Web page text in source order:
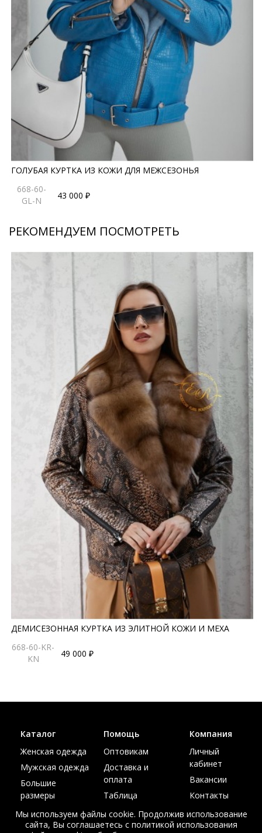
ГОЛУБАЯ КУРТКА ИЗ КОЖИ ДЛЯ МЕЖСЕЗОНЬЯ
668-60-
GL-N
43 000 ₽
РЕКОМЕНДУЕМ ПОСМОТРЕТЬ
ДЕМИСЕЗОННАЯ КУРТКА ИЗ ЭЛИТНОЙ КОЖИ И МЕХА
668-60-KR-
KN
49 000 ₽
Каталог
Женская одежда
Мужская одежда
Большие
размеры
Акции
Помощь
Оптовикам
Доставка и
оплата
Таблица
Компания
Личный
кабинет
Вакансии
Контакты
Мы используем файлы cookie. Продолжив использование
сайта, Вы соглашаетесь с политикой использования